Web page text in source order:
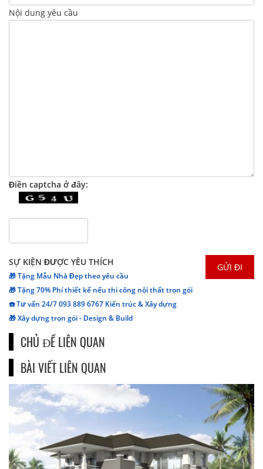
Nội dung yêu cầu
Điền captcha ở đây:
SỰ KIỆN ĐƯỢC YÊU THÍCH
🎁 Tặng Mẫu Nhà Đẹp theo yêu cầu
🎁 Tặng 70% Phí thiết kế nếu thi công nội thất trọn gói
☎️ Tư vấn 24/7 093 889 6767 Kiến trúc & Xây dựng
🎁 Xây dựng trọn gói - Design & Build
CHỦ ĐỀ LIÊN QUAN
BÀI VIẾT LIÊN QUAN